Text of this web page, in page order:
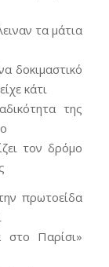
τα μάτια
δοκιμαστικό
κάτι
της
τον δρόμο
πρωτοείδα
Παρίσι»